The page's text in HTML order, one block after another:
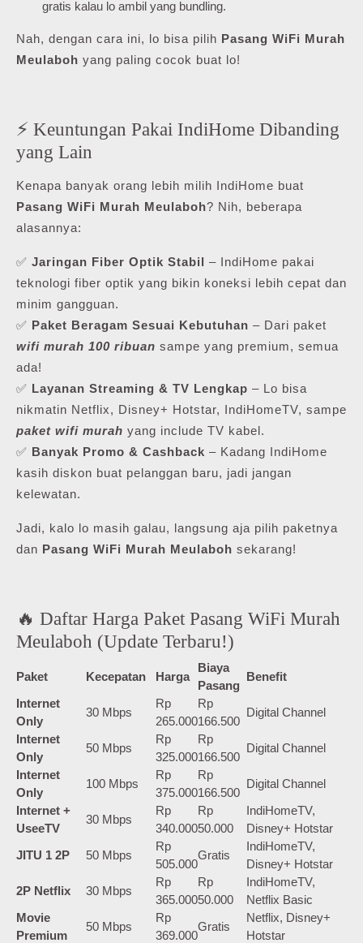
gratis kalau lo ambil yang bundling.
Nah, dengan cara ini, lo bisa pilih Pasang WiFi Murah
Meulaboh yang paling cocok buat lo!
⚡ Keuntungan Pakai IndiHome Dibanding
yang Lain
Kenapa banyak orang lebih milih IndiHome buat
Pasang WiFi Murah Meulaboh? Nih, beberapa
alasannya:
✅ Jaringan Fiber Optik Stabil – IndiHome pakai
teknologi fiber optik yang bikin koneksi lebih cepat dan
minim gangguan.
✅ Paket Beragam Sesuai Kebutuhan – Dari paket
wifi murah 100 ribuan sampe yang premium, semua
ada!
✅ Layanan Streaming & TV Lengkap – Lo bisa
nikmatin Netflix, Disney+ Hotstar, IndiHomeTV, sampe
paket wifi murah yang include TV kabel.
✅ Banyak Promo & Cashback – Kadang IndiHome
kasih diskon buat pelanggan baru, jadi jangan
kelewatan.
Jadi, kalo lo masih galau, langsung aja pilih paketnya
dan Pasang WiFi Murah Meulaboh sekarang!
🔥 Daftar Harga Paket Pasang WiFi Murah
Meulaboh (Update Terbaru!)
Paket Kecepatan Harga
Biaya
Pasang
Benefit
Internet
Only
30 Mbps
Rp
265.000
Rp
166.500
Digital Channel
Internet
Only
50 Mbps
Rp
325.000
Rp
166.500
Digital Channel
Internet
Only
100 Mbps
Rp
375.000
Rp
166.500
Digital Channel
Internet +
UseeTV
30 Mbps
Rp
340.000
Rp
50.000
IndiHomeTV,
Disney+ Hotstar
JITU 1 2P
50 Mbps
Rp
505.000
Gratis
IndiHomeTV,
Disney+ Hotstar
2P Netflix
30 Mbps
Rp
365.000
Rp
50.000
IndiHomeTV,
Netflix Basic
Movie
Premium
50 Mbps
Rp
369.000
Gratis
Netflix, Disney+
Hotstar